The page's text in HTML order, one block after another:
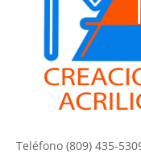
Teléfono (809) 435-